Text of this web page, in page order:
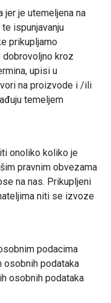
jer je utemeljena na
ispunjavanju
prikupljamo
dobrovoljno kroz
upisi u
na proizvode i /ili
temeljem
onoliko koliko je
pravnim obvezama
na nas. Prikupljeni
niti se izvoze
podacima
osobnih podataka
osobnih podataka